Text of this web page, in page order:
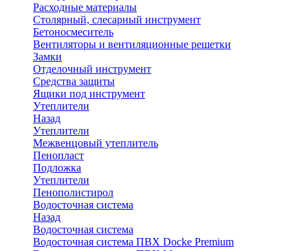
Расходные материалы
Столярный, слесарный инструмент
Бетоносмеситель
Вентиляторы и вентиляционные решетки
Замки
Отделочный инструмент
Средства защиты
Ящики под инструмент
Утеплители
Назад
Утеплители
Межвенцовый утеплитель
Пенопласт
Подложка
Утеплители
Пенополистирол
Водосточная система
Назад
Водосточная система
Водосточная система ПВХ Docke Premium